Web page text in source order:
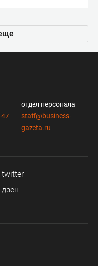
47
отдел персонала
staff@business-
gazeta.ru
twitter
дзен